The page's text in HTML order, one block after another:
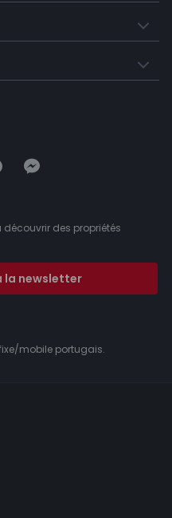
des propriétés
la newsletter
mobile portugais.